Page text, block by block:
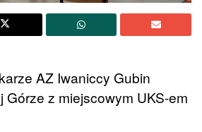
AZ Iwaniccy Gubin
Górze z miejscowym UKS-em